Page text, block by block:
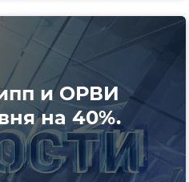
и ОРВИ
на 40%.